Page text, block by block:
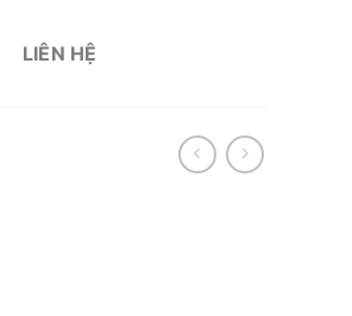
LIÊN HỆ